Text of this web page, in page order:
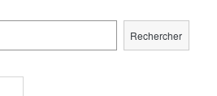
Rechercher